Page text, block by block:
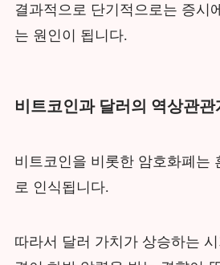
결과적으로 단기적으로는 증시
는 원인이 됩니다.
비트코인과 달러의 역상관관
비트코인을 비롯한 암호화폐는
로 인식됩니다.
따라서 달러 가치가 상승하는